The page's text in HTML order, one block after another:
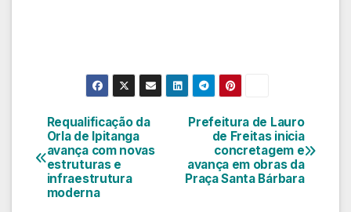
Navegação
de
Post
Prefeitura de Lauro
de Freitas inicia
concretagem e
avança em obras da
Praça Santa Bárbara
Requalificação da
Orla de Ipitanga
avança com novas
estruturas e
infraestrutura
moderna